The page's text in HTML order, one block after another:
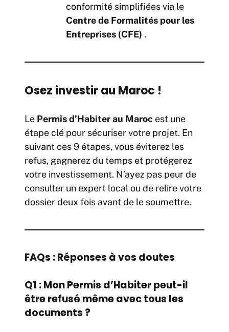
conformité simplifiées via le
Centre de Formalités pour les
Entreprises (CFE) .
Osez investir au Maroc !
Le Permis d’Habiter au Maroc est une
étape clé pour sécuriser votre projet. En
suivant ces 9 étapes, vous éviterez les
refus, gagnerez du temps et protégerez
votre investissement. N’ayez pas peur de
consulter un expert local ou de relire votre
dossier deux fois avant de le soumettre.
FAQs : Réponses à vos doutes
Q1 : Mon Permis d’Habiter peut-il
être refusé même avec tous les
documents ?